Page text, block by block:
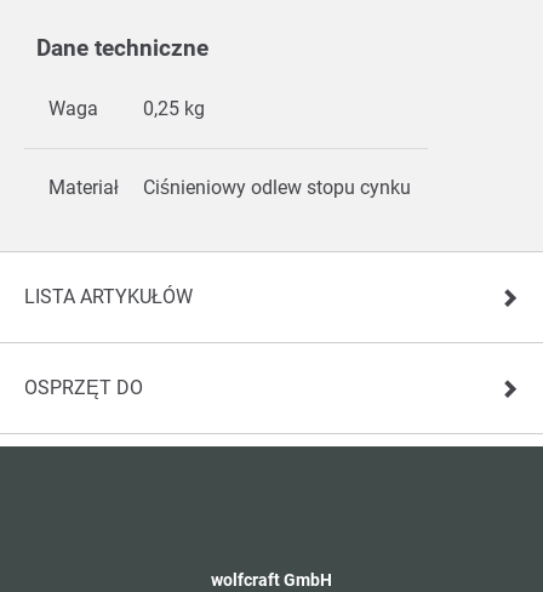
Dane techniczne
Waga 0,25 kg
Materiał Ciśnieniowy odlew stopu cynku
LISTA ARTYKUŁÓW
OSPRZĘT DO
wolfcraft GmbH